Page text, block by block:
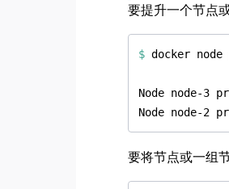
要提升一个节点
$
要将节点或一组